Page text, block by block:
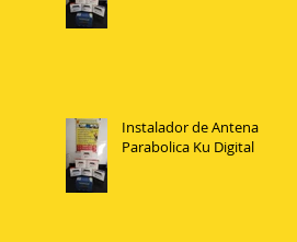
Instalador de Antena
Parabolica Ku Digital